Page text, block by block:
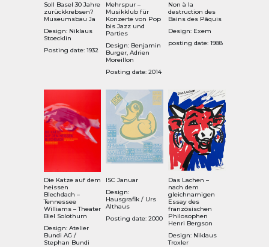
Soll Basel 30 Jahre
zurückkrebsen?
Museumsbau Ja
Design: Niklaus
Stoecklin
Posting date: 1932
Mehrspur –
Musikklub für
Konzerte von Pop
bis Jazz und
Parties
Design: Benjamin
Burger, Adrien
Moreillon
Posting date: 2014
Non à la
destruction des
Bains des Pâquis
Design: Exem
posting date: 1988
Die Katze auf dem
heissen
Blechdach –
Tennessee
Williams – Theater
Biel Solothurn
Design: Atelier
Bundi AG /
Stephan Bundi
ISC Januar
Design:
Hausgrafik / Urs
Althaus
Posting date: 2000
Das Lachen –
nach dem
gleichnamigen
Essay des
französischen
Philosophen
Henri Bergson
Design: Niklaus
Troxler